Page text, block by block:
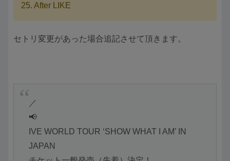
25. After LIKE
セトリ変更があった場合追記させて頂きます。
／
📢
IVE WORLD TOUR ‘SHOW WHAT I AM’ IN
JAPAN